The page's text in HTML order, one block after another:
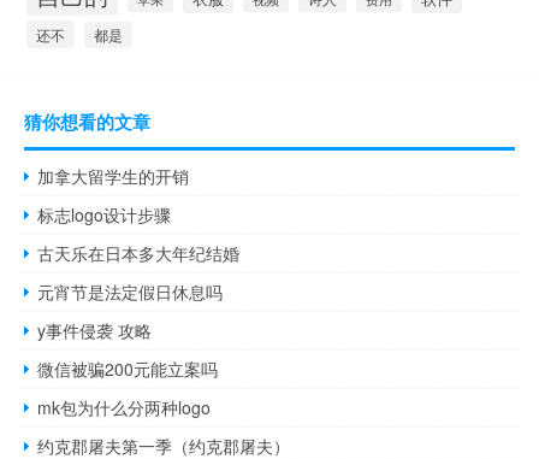
还不 都是
猜你想看的文章
加拿大留学生的开销
标志logo设计步骤
古天乐在日本多大年纪结婚
元宵节是法定假日休息吗
y事件侵袭 攻略
微信被骗200元能立案吗
mk包为什么分两种logo
约克郡屠夫第一季（约克郡屠夫）